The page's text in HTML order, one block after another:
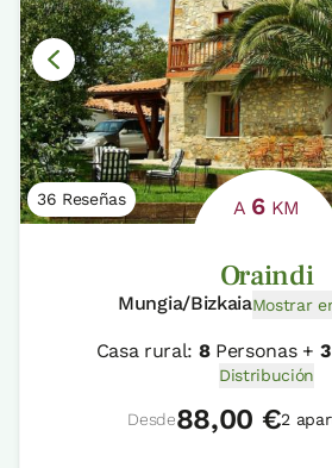
36 Reseñas A 6 KM
Oraindi
Mungia/BizkaiaMostrar
Casa rural: 8Personas + 3
Distribución
Desde88,00 €2